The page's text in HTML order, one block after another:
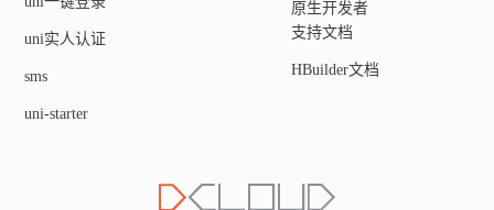
uni实人认证
sms
uni-starter
原生开发者
支持文档
HBuilder文档